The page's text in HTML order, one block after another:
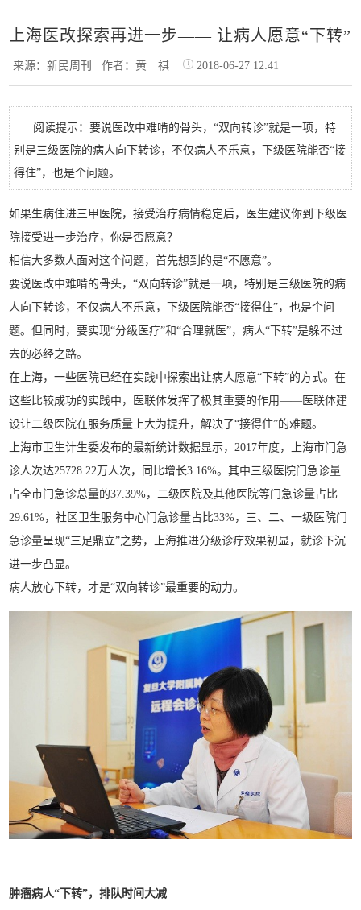
上海医改探索再进一步—— 让病人愿意“下转”
来源：新民周刊作者：黄 祺 2018-06-27 12:41
阅读提示：要说医改中难啃的骨头，“双向转诊”就是一项，特
别是三级医院的病人向下转诊，不仅病人不乐意，下级医院能否“接
得住”，也是个问题。
如果生病住进三甲医院，接受治疗病情稳定后，医生建议你到下级医
院接受进一步治疗，你是否愿意？
相信大多数人面对这个问题，首先想到的是“不愿意”。
要说医改中难啃的骨头，“双向转诊”就是一项，特别是三级医院的病
人向下转诊，不仅病人不乐意，下级医院能否“接得住”，也是个问
题。但同时，要实现“分级医疗”和“合理就医”，病人“下转”是躲不过
去的必经之路。
在上海，一些医院已经在实践中探索出让病人愿意“下转”的方式。在
这些比较成功的实践中，医联体发挥了极其重要的作用——医联体建
设让二级医院在服务质量上大为提升，解决了“接得住”的难题。
上海市卫生计生委发布的最新统计数据显示，2017年度，上海市门急
诊人次达25728.22万人次，同比增长3.16%。其中三级医院门急诊量
占全市门急诊总量的37.39%，二级医院及其他医院等门急诊量占比
29.61%，社区卫生服务中心门急诊量占比33%，三、二、一级医院门
急诊量呈现“三足鼎立”之势，上海推进分级诊疗效果初显，就诊下沉
进一步凸显。
病人放心下转，才是“双向转诊”最重要的动力。
肿瘤病人“下转”，排队时间大减